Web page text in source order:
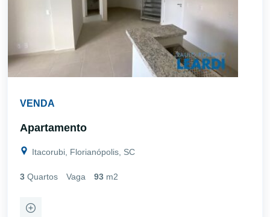
VENDA
Apartamento
Itacorubi, Florianópolis, SC
3 Quartos Vaga 93 m2